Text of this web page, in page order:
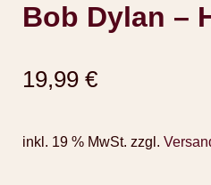
Bob Dylan ‎–
19,99 €
inkl. 19 % MwSt. zzgl.